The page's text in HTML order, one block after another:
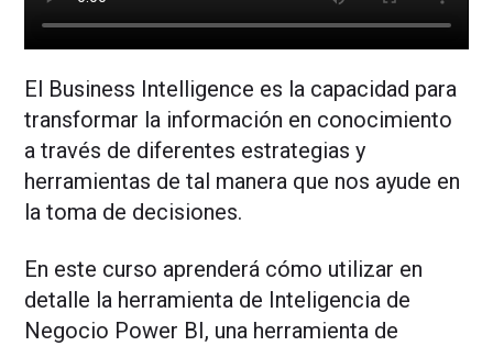
El Business Intelligence es la capacidad para
transformar la información en conocimiento
a través de diferentes estrategias y
herramientas de tal manera que nos ayude en
la toma de decisiones.
En este curso aprenderá cómo utilizar en
detalle la herramienta de Inteligencia de
Negocio Power BI, una herramienta de